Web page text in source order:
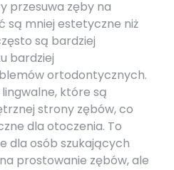
przesuwa zęby na
są mniej estetyczne niż
są bardziej
bardziej
ortodontycznych.
które są
strony zębów, co
dla otoczenia. To
dla osób szukających
prostowanie zębów, ale